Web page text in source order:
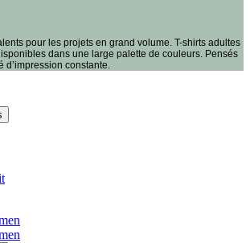
pour les projets en grand volume. T-shirts adultes
dans une large palette de couleurs. Pensés
d’impression constante.